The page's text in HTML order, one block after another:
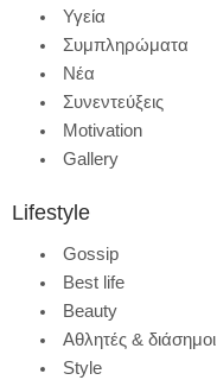
Υγεία
Συμπληρώματα
Νέα
Συνεντεύξεις
Motivation
Gallery
Lifestyle
Gossip
Best life
Beauty
Αθλητές & διάσημοι
Style